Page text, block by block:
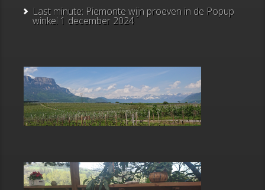
Last minute: Piemonte wijn proeven in de Popup
winkel 1 december 2024